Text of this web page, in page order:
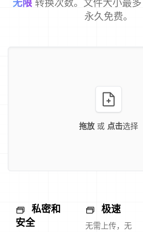
无限 转换次数。文件大小最多
永久免费。
拖放 或 点击选择
私密和
安全
极速
无需上传，无